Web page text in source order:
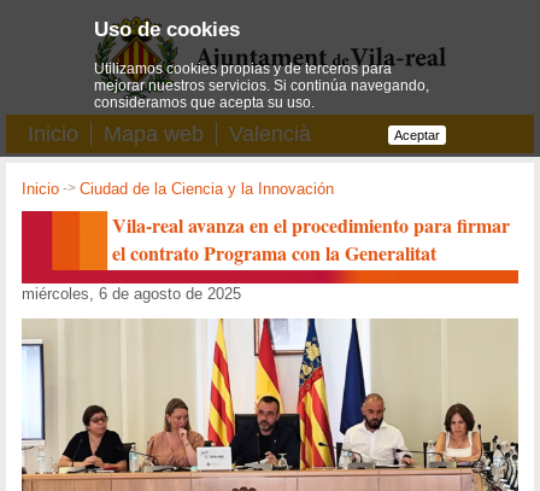
Inicio Mapa web Valencià
Inicio ->Ciudad de la Ciencia y la Innovación
Vila-real avanza en el procedimiento para firmar
el contrato Programa con la Generalitat
miércoles, 6 de agosto de 2025
Uso de cookies
Utilizamos cookies propias y de terceros para
mejorar nuestros servicios. Si continúa navegando,
consideramos que acepta su uso.
Aceptar